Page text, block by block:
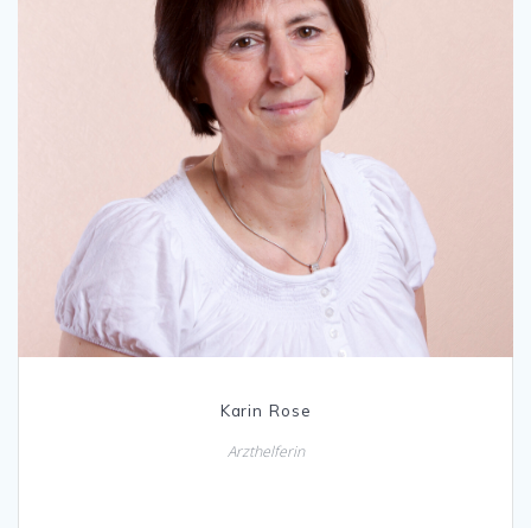
Karin Rose
Arzthelferin